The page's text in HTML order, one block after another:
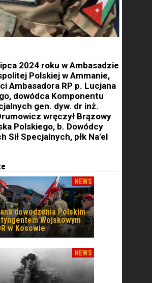
2024 roku w Ambasadzie
Polskiej w Ammanie,
Ambasadora RP p. Lucjana
dowódca Komponentu
gen. dyw. dr inż.
wręczył Brązowy
Polskiego, b. Dowódcy
Sił Specjalnych, płk Na'el
NEWS
dowodzenia Polskim
Wojskowym
w Kosowie
NEWS